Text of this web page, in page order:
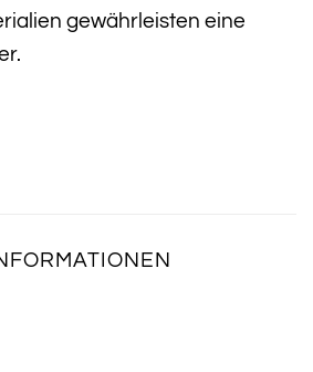
gewährleisten eine